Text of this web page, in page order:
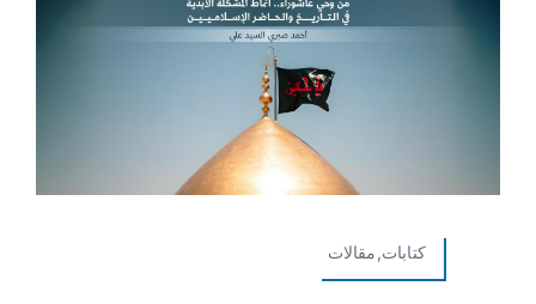
كتابات,مقالات